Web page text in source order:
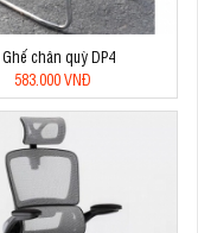
Ghế chân quỳ DP4
583.000 VNĐ